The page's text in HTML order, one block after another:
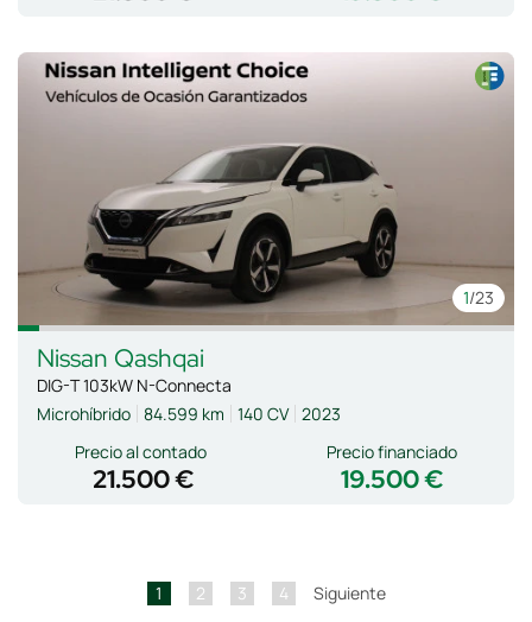
1/23
Nissan Qashqai
DIG-T 103kW N-Connecta
Microhíbrido 84.599 km 140 CV 2023
Precio al contado
21.500 € 19.500 €
Precio financiado
1 2 3 4 Siguiente